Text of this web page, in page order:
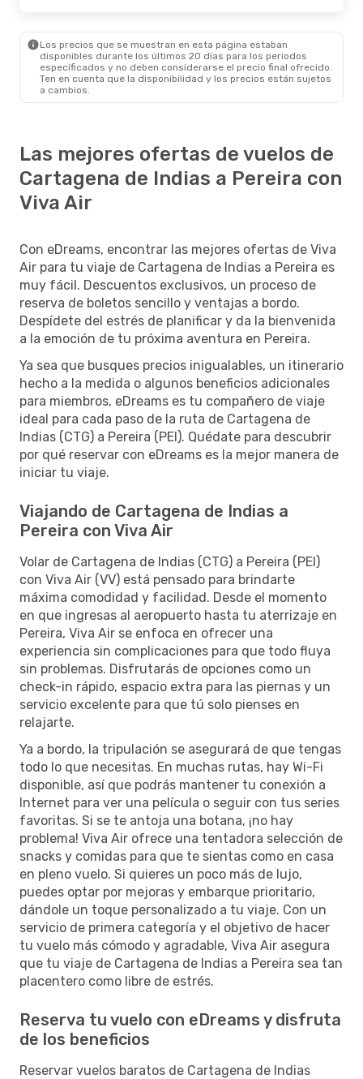
Los precios que se muestran en esta página estaban
disponibles durante los últimos 20 días para los periodos
especificados y no deben considerarse el precio final ofrecido.
Ten en cuenta que la disponibilidad y los precios están sujetos
a cambios.
Las mejores ofertas de vuelos de
Cartagena de Indias a Pereira con
Viva Air
Con eDreams, encontrar las mejores ofertas de Viva
Air para tu viaje de Cartagena de Indias a Pereira es
muy fácil. Descuentos exclusivos, un proceso de
reserva de boletos sencillo y ventajas a bordo.
Despídete del estrés de planificar y da la bienvenida
a la emoción de tu próxima aventura en Pereira.
Ya sea que busques precios inigualables, un itinerario
hecho a la medida o algunos beneficios adicionales
para miembros, eDreams es tu compañero de viaje
ideal para cada paso de la ruta de Cartagena de
Indias (CTG) a Pereira (PEI). Quédate para descubrir
por qué reservar con eDreams es la mejor manera de
iniciar tu viaje.
Viajando de Cartagena de Indias a
Pereira con Viva Air
Volar de Cartagena de Indias (CTG) a Pereira (PEI)
con Viva Air (VV) está pensado para brindarte
máxima comodidad y facilidad. Desde el momento
en que ingresas al aeropuerto hasta tu aterrizaje en
Pereira, Viva Air se enfoca en ofrecer una
experiencia sin complicaciones para que todo fluya
sin problemas. Disfrutarás de opciones como un
check-in rápido, espacio extra para las piernas y un
servicio excelente para que tú solo pienses en
relajarte.
Ya a bordo, la tripulación se asegurará de que tengas
todo lo que necesitas. En muchas rutas, hay Wi-Fi
disponible, así que podrás mantener tu conexión a
Internet para ver una película o seguir con tus series
favoritas. Si se te antoja una botana, ¡no hay
problema! Viva Air ofrece una tentadora selección de
snacks y comidas para que te sientas como en casa
en pleno vuelo. Si quieres un poco más de lujo,
puedes optar por mejoras y embarque prioritario,
dándole un toque personalizado a tu viaje. Con un
servicio de primera categoría y el objetivo de hacer
tu vuelo más cómodo y agradable, Viva Air asegura
que tu viaje de Cartagena de Indias a Pereira sea tan
placentero como libre de estrés.
Reserva tu vuelo con eDreams y disfruta
de los beneficios
Reservar vuelos baratos de Cartagena de Indias